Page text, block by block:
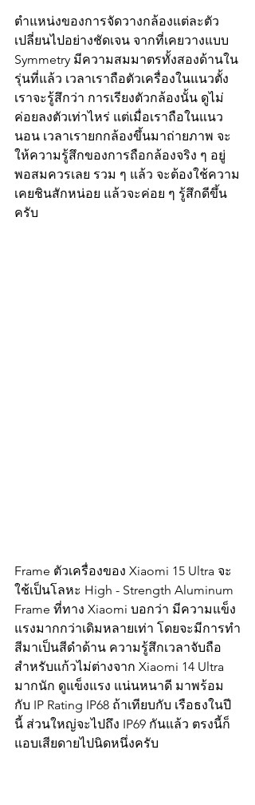
ตำแหน่งของการจัดวางกล้องแต่ละตัว
เปลี่ยนไปอย่างชัดเจน จากที่เคยวางแบบ
Symmetry มีความสมมาตรทั้งสองด้านใน
รุ่นที่แล้ว เวลาเราถือตัวเครื่องในแนวตั้ง
เราจะรู้สึกว่า การเรียงตัวกล้องนั้น ดูไม่
ค่อยลงตัวเท่าไหร่ แต่เมื่อเราถือในแนว
นอน เวลาเรายกกล้องขึ้นมาถ่ายภาพ จะ
ให้ความรู้สึกของการถือกล้องจริง ๆ อยู่
พอสมควรเลย รวม ๆ แล้ว จะต้องใช้ความ
เคยชินสักหน่อย แล้วจะค่อย ๆ รู้สึกดีขึ้น
ครับ
Frame ตัวเครื่องของ Xiaomi 15 Ultra จะ
ใช้เป็นโลหะ High - Strength Aluminum
Frame ที่ทาง Xiaomi บอกว่า มีความแข็ง
แรงมากกว่าเดิมหลายเท่า โดยจะมีการทำ
สีมาเป็นสีดำด้าน ความรู้สึกเวลาจับถือ
สำหรับแก้วไม่ต่างจาก Xiaomi 14 Ultra
มากนัก ดูแข็งแรง แน่นหนาดี มาพร้อม
กับ IP Rating IP68 ถ้าเทียบกับ เรือธงในปี
นี้ ส่วนใหญ่จะไปถึง IP69 กันแล้ว ตรงนี้ก็
แอบเสียดายไปนิดหนึ่งครับ